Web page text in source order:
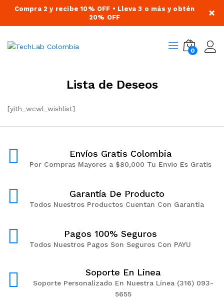
Compra 2 y recibe 10% OFF • Lleva 3 o más y obtén
20% OFF
×
0
Lista de Deseos
[yith_wcwl_wishlist]
Envíos Gratis Colombia
Por Compras Mayores a $80,000 Tu Envio Es Gratis
Garantía De Producto
Todos Nuestros Productos Cuentan Con Garantía
Pagos 100% Seguros
Todos Nuestros Pagos Son Seguros Con PAYU
Soporte En Linea
Soporte Personalizado En Nuestra Línea (316) 093-
5655